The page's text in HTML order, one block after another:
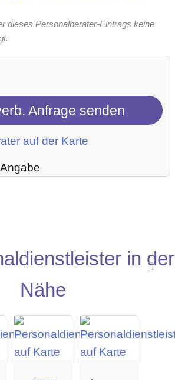
dieses Personalberater-Eintrags keine
Anfrage senden
auf der Karte
in der
Nähe